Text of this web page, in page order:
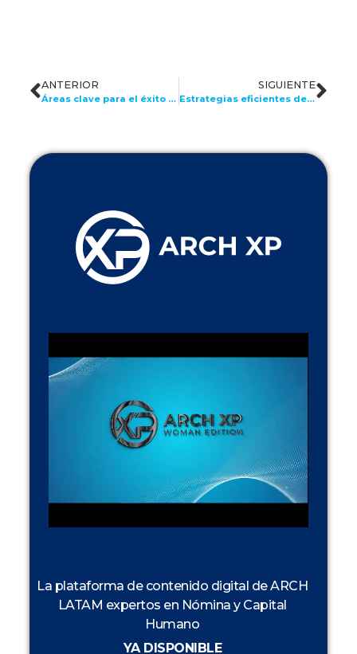
ANTERIOR
Áreas clave para el éxito empresarial en el 2024: Desarrollo, Bienestar y Comunicación
SIGUIENTE
Estrategias eficientes de reclutamiento: Ahorra tiempo y mejora resultados en Latinoamérica
La plataforma de contenido digital de ARCH
LATAM expertos en Nómina y Capital
Humano
YA DISPONIBLE